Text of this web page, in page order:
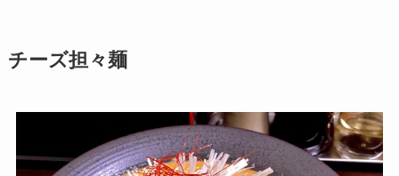
チーズ担々麺